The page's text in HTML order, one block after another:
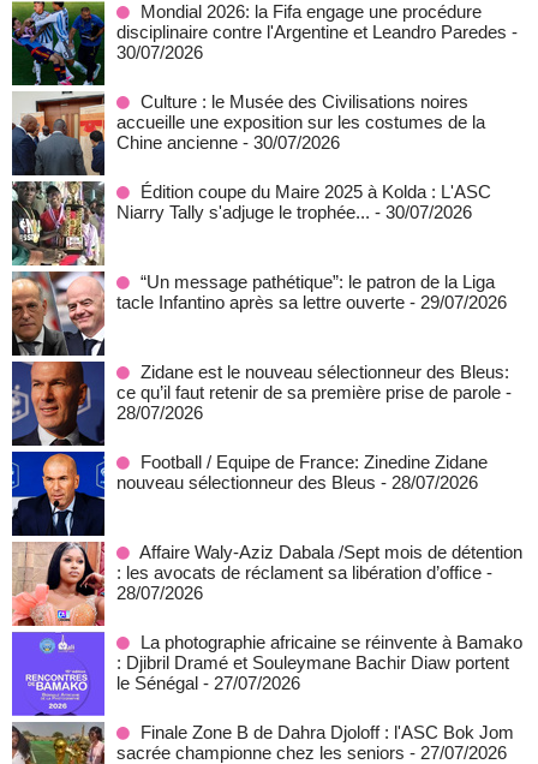
Mondial 2026: la Fifa engage une procédure
disciplinaire contre l'Argentine et Leandro Paredes -
30/07/2026
Culture : le Musée des Civilisations noires
accueille une exposition sur les costumes de la
Chine ancienne - 30/07/2026
Édition coupe du Maire 2025 à Kolda : L'ASC
Niarry Tally s'adjuge le trophée... - 30/07/2026
“Un message pathétique”: le patron de la Liga
tacle Infantino après sa lettre ouverte - 29/07/2026
Zidane est le nouveau sélectionneur des Bleus:
ce qu’il faut retenir de sa première prise de parole -
28/07/2026
Football / Equipe de France: Zinedine Zidane
nouveau sélectionneur des Bleus - 28/07/2026
Affaire Waly-Aziz Dabala /Sept mois de détention
: les avocats de réclament sa libération d’office -
28/07/2026
La photographie africaine se réinvente à Bamako
: Djibril Dramé et Souleymane Bachir Diaw portent
le Sénégal - 27/07/2026
Finale Zone B de Dahra Djoloff : l'ASC Bok Jom
sacrée championne chez les seniors - 27/07/2026